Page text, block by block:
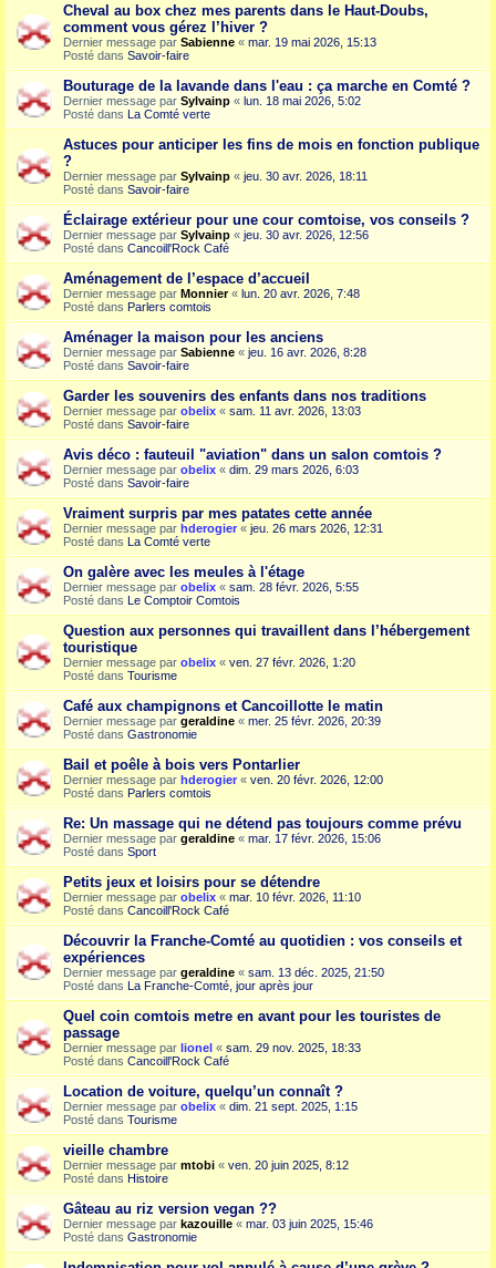
Cheval au box chez mes parents dans le Haut-Doubs,
comment vous gérez l’hiver ?
Dernier message par Sabienne « mar. 19 mai 2026, 15:13
Posté dans Savoir-faire
Bouturage de la lavande dans l'eau : ça marche en Comté ?
Dernier message par Sylvainp « lun. 18 mai 2026, 5:02
Posté dans La Comté verte
Astuces pour anticiper les fins de mois en fonction publique
?
Dernier message par Sylvainp « jeu. 30 avr. 2026, 18:11
Posté dans Savoir-faire
Éclairage extérieur pour une cour comtoise, vos conseils ?
Dernier message par Sylvainp « jeu. 30 avr. 2026, 12:56
Posté dans Cancoill'Rock Café
Aménagement de l’espace d’accueil
Dernier message par Monnier« lun. 20 avr. 2026, 7:48
Posté dans Parlers comtois
Aménager la maison pour les anciens
Dernier message par Sabienne « jeu. 16 avr. 2026, 8:28
Posté dans Savoir-faire
Garder les souvenirs des enfants dans nos traditions
Dernier message par obelix « sam. 11 avr. 2026, 13:03
Posté dans Savoir-faire
Avis déco : fauteuil "aviation" dans un salon comtois ?
Dernier message par obelix « dim. 29 mars 2026, 6:03
Posté dans Savoir-faire
Vraiment surpris par mes patates cette année
Dernier message par hderogier « jeu. 26 mars 2026, 12:31
Posté dans La Comté verte
On galère avec les meules à l'étage
Dernier message par obelix « sam. 28 févr. 2026, 5:55
Posté dans Le Comptoir Comtois
Question aux personnes qui travaillent dans l’hébergement
touristique
Dernier message par obelix « ven. 27 févr. 2026, 1:20
Posté dans Tourisme
Café aux champignons et Cancoillotte le matin
Dernier message par geraldine « mer. 25 févr. 2026, 20:39
Posté dans Gastronomie
Bail et poêle à bois vers Pontarlier
Dernier message par hderogier « ven. 20 févr. 2026, 12:00
Posté dans Parlers comtois
Re: Un massage qui ne détend pas toujours comme prévu
Dernier message par geraldine « mar. 17 févr. 2026, 15:06
Posté dans Sport
Petits jeux et loisirs pour se détendre
Dernier message par obelix « mar. 10 févr. 2026, 11:10
Posté dans Cancoill'Rock Café
Découvrir la Franche-Comté au quotidien : vos conseils et
expériences
Dernier message par geraldine « sam. 13 déc. 2025, 21:50
Posté dans La Franche-Comté, jour après jour
Quel coin comtois metre en avant pour les touristes de
passage
Dernier message par lionel « sam. 29 nov. 2025, 18:33
Posté dans Cancoill'Rock Café
Location de voiture, quelqu’un connaît ?
Dernier message par obelix « dim. 21 sept. 2025, 1:15
Posté dans Tourisme
vieille chambre
Dernier message par mtobi « ven. 20 juin 2025, 8:12
Posté dans Histoire
Gâteau au riz version vegan ??
Dernier message par kazouille « mar. 03 juin 2025, 15:46
Posté dans Gastronomie